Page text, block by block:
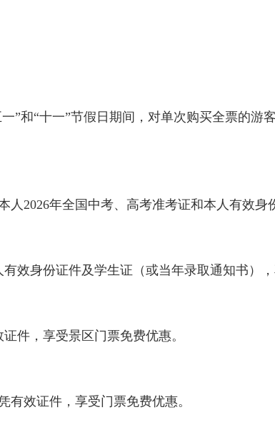
”和“十一”节假日期间，对单次购买全票的游
人2026年全国中考、高考准考证和本人有效身
效身份证件及学生证（或当年录取通知书）
件，享受景区门票免费优惠。
有效证件，享受门票免费优惠。